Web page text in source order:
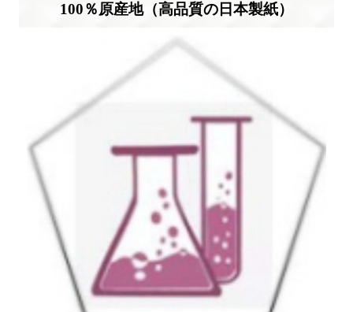
100％原産地（高品質の日本製紙）